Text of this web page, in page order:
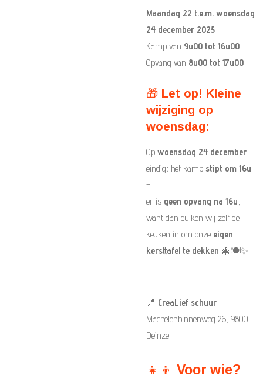
Maandag 22 t.e.m. woensdag
24 december 2025
Kamp van 9u00 tot 16u00
Opvang van 8u00 tot 17u00
🎁 Let op! Kleine
wijziging op
woensdag:
Op woensdag 24 december
eindigt het kamp stipt om 16u
–
er is geen opvang na 16u,
want dan duiken wij zelf de
keuken in om onze eigen
kersttafel te dekken 🎄🍽️✨
📍 CreaLief schuur –
Machelenbinnenweg 26, 9800
Deinze
👧👦 Voor wie?